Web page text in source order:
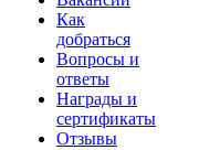
Как
добраться
Вопросы и
ответы
Награды и
сертификаты
Отзывы